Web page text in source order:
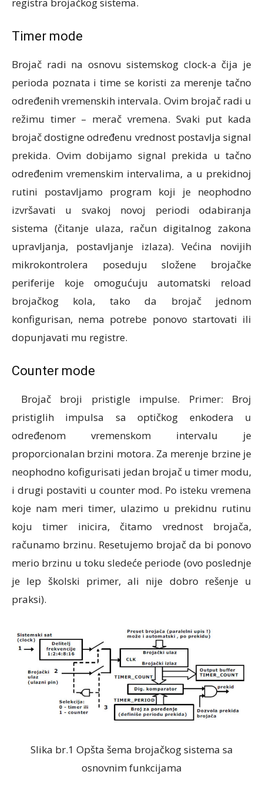
Timer mode
Brojač radi na osnovu sistemskog clock-a čija je
perioda poznata i time se koristi za merenje tačno
određenih vremenskih intervala. Ovim brojač radi u
režimu timer – merač vremena. Svaki put kada
brojač dostigne određenu vrednost postavlja signal
prekida. Ovim dobijamo signal prekida u tačno
određenim vremenskim intervalima, a u prekidnoj
rutini postavljamo program koji je neophodno
izvršavati u svakoj novoj periodi odabiranja
sistema (čitanje ulaza, račun digitalnog zakona
upravljanja, postavljanje izlaza). Većina novijih
mikrokontrolera poseduju složene brojačke
periferije koje omogućuju automatski reload
brojačkog kola, tako da brojač jednom
konfigurisan, nema potrebe ponovo startovati ili
dopunjavati mu registre.
Counter mode
Brojač broji pristigle impulse. Primer: Broj
pristiglih impulsa sa optičkog enkodera u
određenom vremenskom intervalu je
proporcionalan brzini motora. Za merenje brzine je
neophodno kofigurisati jedan brojač u timer modu,
i drugi postaviti u counter mod. Po isteku vremena
koje nam meri timer, ulazimo u prekidnu rutinu
koju timer inicira, čitamo vrednost brojača,
računamo brzinu. Resetujemo brojač da bi ponovo
merio brzinu u toku sledeće periode (ovo poslednje
je lep školski primer, ali nije dobro rešenje u
praksi).
Slika br.1 Opšta šema brojačkog sistema sa
osnovnim funkcijama